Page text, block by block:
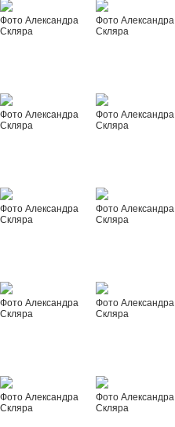
Фото Александра
Скляра
Фото Александра
Скляра
Фото Александра
Скляра
Фото Александра
Скляра
Фото Александра
Скляра
Фото Александра
Скляра
Фото Александра
Скляра
Фото Александра
Скляра
Фото Александра
Скляра
Фото Александра
Скляра